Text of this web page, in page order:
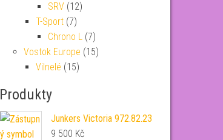
SRV (12)
T-Sport (7)
Chrono L (7)
Vostok Europe (15)
Vilnelé (15)
Produkty
Junkers Victoria 972.82.23
9 500 Kč